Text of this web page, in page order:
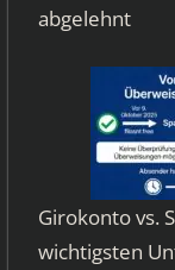
abgelehnt
Girokonto vs.
wichtigsten